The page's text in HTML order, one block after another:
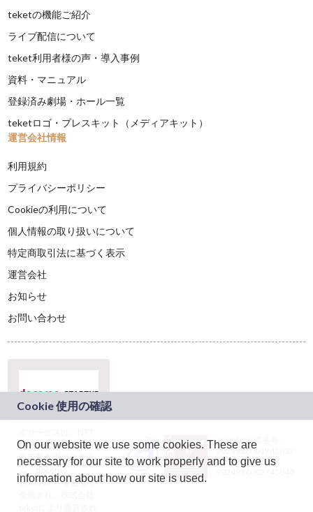
teketの機能ご紹介
ライブ配信について
teket利用者様の声・導入事例
資料・マニュアル
登録済み劇場・ホール一覧
teketロゴ・プレスキット（メディアキット）
運営会社情報
利用規約
プライバシーポリシー
Cookieの利用について
個人情報の取り扱いについて
特定商取引法に基づく表示
運営会社
お知らせ
お問い合わせ
ドコモグループの新
規事業創出プログラ
ム「docomo
STARTUP」を通じて
JASRAC許諾番号：
9024936001Y45037
JASRAC許諾番号：
On our website we use some cookies. These are
necessary for our site to work properly and to give us
information about how our site is used.